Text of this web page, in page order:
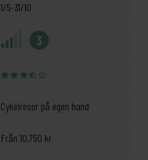
1/5-31/10
3
Cykelresor på egen hand
Från 10,750 kr